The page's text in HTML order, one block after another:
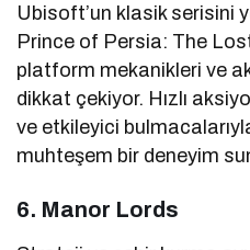
Ubisoft’un klasik serisini
Prince of Persia: The
platform mekanikleri ve
dikkat çekiyor. Hızlı
ve etkileyici
muhteşem bir deneyim
6. Manor Lords